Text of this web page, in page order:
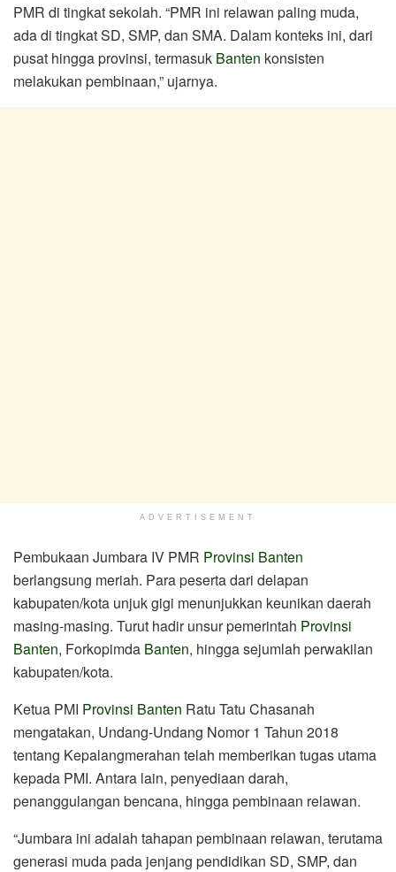
PMR di tingkat sekolah. “PMR ini relawan paling muda,
ada di tingkat SD, SMP, dan SMA. Dalam konteks ini, dari
pusat hingga provinsi, termasuk Banten konsisten
melakukan pembinaan,” ujarnya.
ADVERTISEMENT
Pembukaan Jumbara IV PMR Provinsi Banten
berlangsung meriah. Para peserta dari delapan
kabupaten/kota unjuk gigi menunjukkan keunikan daerah
masing-masing. Turut hadir unsur pemerintah Provinsi
Banten, Forkopimda Banten, hingga sejumlah perwakilan
kabupaten/kota.
Ketua PMI Provinsi Banten Ratu Tatu Chasanah
mengatakan, Undang-Undang Nomor 1 Tahun 2018
tentang Kepalangmerahan telah memberikan tugas utama
kepada PMI. Antara lain, penyediaan darah,
penanggulangan bencana, hingga pembinaan relawan.
“Jumbara ini adalah tahapan pembinaan relawan, terutama
generasi muda pada jenjang pendidikan SD, SMP, dan